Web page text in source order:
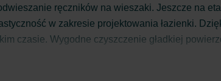
ręczników na wieszaki. Jeszcze na
w zakresie projektowania łazienki.
czasie. Wygodne czyszczenie gładkiej